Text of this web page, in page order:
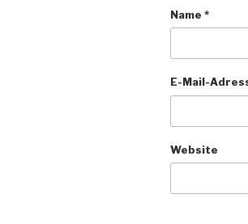
Name*
E-Mail-
Website